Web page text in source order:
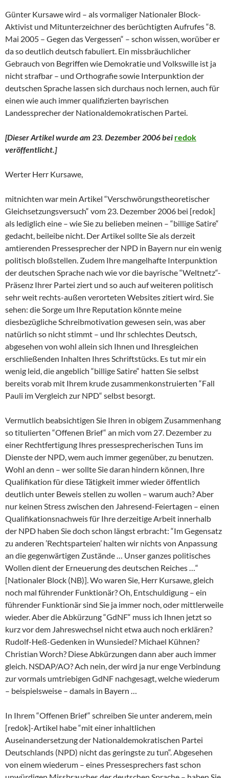
Günter Kursawe wird – als vormaliger Nationaler Block-
Aktivist und Mitunterzeichner des berüchtigten Aufrufes “8.
Mai 2005 – Gegen das Vergessen“ – schon wissen, worüber er
da so deutlich deutsch fabuliert. Ein missbräuchlicher
Gebrauch von Begriffen wie Demokratie und Volkswille ist ja
nicht strafbar – und Orthografie sowie Interpunktion der
deutschen Sprache lassen sich durchaus noch lernen, auch für
einen wie auch immer qualifizierten bayrischen
Landessprecher der Nationaldemokratischen Partei.
[Dieser Artikel wurde am 23. Dezember 2006 bei redok
veröffentlicht.]
Werter Herr Kursawe,
mitnichten war mein Artikel “Verschwörungstheoretischer
Gleichsetzungsversuch“ vom 23. Dezember 2006 bei [redok]
als lediglich eine – wie Sie zu belieben meinen – “billige Satire“
gedacht, beileibe nicht. Der Artikel sollte Sie als derzeit
amtierenden Pressesprecher der NPD in Bayern nur ein wenig
politisch bloßstellen. Zudem Ihre mangelhafte Interpunktion
der deutschen Sprache nach wie vor die bayrische “Weltnetz“-
Präsenz Ihrer Partei ziert und so auch auf weiteren politisch
sehr weit rechts-außen verorteten Websites zitiert wird. Sie
sehen: die Sorge um Ihre Reputation könnte meine
diesbezügliche Schreibmotivation gewesen sein, was aber
natürlich so nicht stimmt – und Ihr schlechtes Deutsch,
abgesehen von wohl allein sich Ihnen und Ihresgleichen
erschließenden Inhalten Ihres Schriftstücks. Es tut mir ein
wenig leid, die angeblich “billige Satire“ hatten Sie selbst
bereits vorab mit Ihrem krude zusammenkonstruierten “Fall
Pauli im Vergleich zur NPD“ selbst besorgt.
Vermutlich beabsichtigen Sie Ihren in obigem Zusammenhang
so titulierten “Offenen Brief“ an mich vom 27. Dezember zu
einer Rechtfertigung Ihres pressesprecherischen Tuns im
Dienste der NPD, wem auch immer gegenüber, zu benutzen.
Wohl an denn – wer sollte Sie daran hindern können, Ihre
Qualifikation für diese Tätigkeit immer wieder öffentlich
deutlich unter Beweis stellen zu wollen – warum auch? Aber
nur keinen Stress zwischen den Jahresend-Feiertagen – einen
Qualifikationsnachweis für Ihre derzeitige Arbeit innerhalb
der NPD haben Sie doch schon längst erbracht: “Im Gegensatz
zu anderen ’Rechtsparteien’ halten wir nichts von Anpassung
an die gegenwärtigen Zustände … Unser ganzes politisches
Wollen dient der Erneuerung des deutschen Reiches …“
[Nationaler Block (NB)]. Wo waren Sie, Herr Kursawe, gleich
noch mal führender Funktionär? Oh, Entschuldigung – ein
führender Funktionär sind Sie ja immer noch, oder mittlerweile
wieder. Aber die Abkürzung “GdNF“ muss ich Ihnen jetzt so
kurz vor dem Jahreswechsel nicht etwa auch noch erklären?
Rudolf-Heß-Gedenken in Wunsiedel? Michael Kühnen?
Christian Worch? Diese Abkürzungen dann aber auch immer
gleich. NSDAP/AO? Ach nein, der wird ja nur enge Verbindung
zur vormals umtriebigen GdNF nachgesagt, welche wiederum
– beispielsweise – damals in Bayern …
In Ihrem “Offenen Brief“ schreiben Sie unter anderem, mein
[redok]-Artikel habe “mit einer inhaltlichen
Auseinandersetzung der Nationaldemokratischen Partei
Deutschlands (NPD) nicht das geringste zu tun“. Abgesehen
von einem wiederum – eines Pressesprechers fast schon